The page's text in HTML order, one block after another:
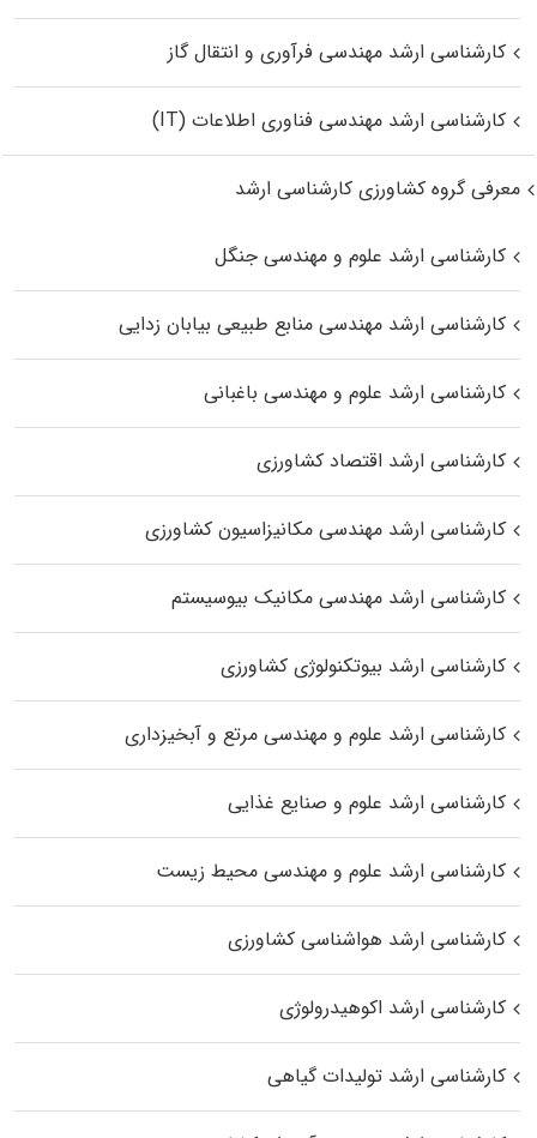
کارشناسی ارشد مهندسی فرآوری و انتقال گاز
کارشناسی ارشد مهندسی فناوری اطلاعات (IT)
معرفی گروه کشاورزی کارشناسی ارشد
کارشناسی ارشد علوم و مهندسی جنگل
کارشناسی ارشد مهندسی منابع طبیعی بیابان زدایی
کارشناسی ارشد علوم و مهندسی باغبانی
کارشناسی ارشد اقتصاد کشاورزی
کارشناسی ارشد مهندسی مکانیزاسیون کشاورزی
کارشناسی ارشد مهندسی مکانیک بیوسیستم
کارشناسی ارشد بیوتکنولوژی کشاورزی
کارشناسی ارشد علوم و مهندسی مرتع و آبخیزداری
کارشناسی ارشد علوم و صنایع غذایی
کارشناسی ارشد علوم و مهندسی محیط زیست
کارشناسی ارشد هواشناسی کشاورزی
کارشناسی ارشد اکوهیدرولوژی
کارشناسی ارشد تولیدات گیاهی